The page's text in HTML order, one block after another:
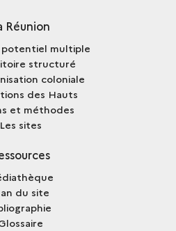
Réunion
potentiel multiple
structuré
coloniale
des Hauts
et méthodes
Les sites
du site